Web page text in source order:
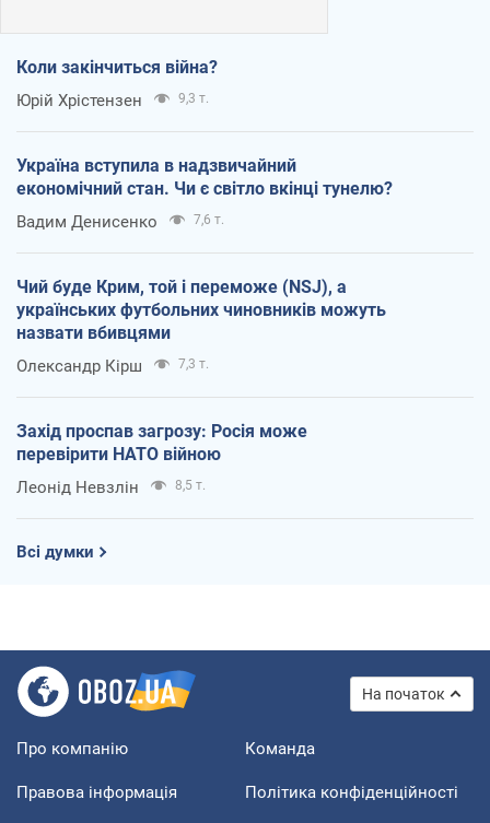
Коли закінчиться війна?
Юрій Хрістензен 9,3 т.
Україна вступила в надзвичайний
економічний стан. Чи є світло вкінці тунелю?
Вадим Денисенко 7,6 т.
Чий буде Крим, той і переможе (NSJ), а
українських футбольних чиновників можуть
назвати вбивцями
Олександр Кірш 7,3 т.
Захід проспав загрозу: Росія може
перевірити НАТО війною
Леонід Невзлін 8,5 т.
Всі думки
На початок
Про компанію Команда
Правова інформація Політика конфіденційності